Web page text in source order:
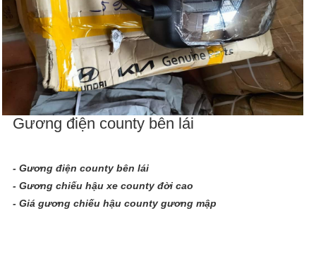
Gương điện county bên lái
- Gương điện county bên lái
- Gương chiếu hậu xe county đời cao
- Giá gương chiếu hậu county gương mập